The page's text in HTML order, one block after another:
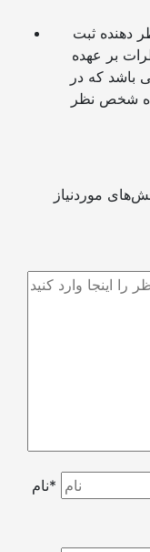
دهنده ثبت
بر عهده
باشد که در
شخص نظر
موردنیاز
نام*